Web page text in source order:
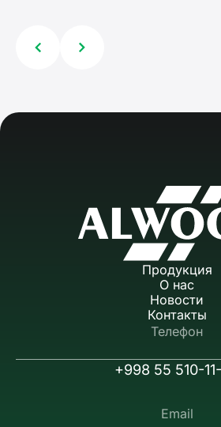
Продукция
О нас
Новости
Контакты
Телефон
+998 55 510-
Email